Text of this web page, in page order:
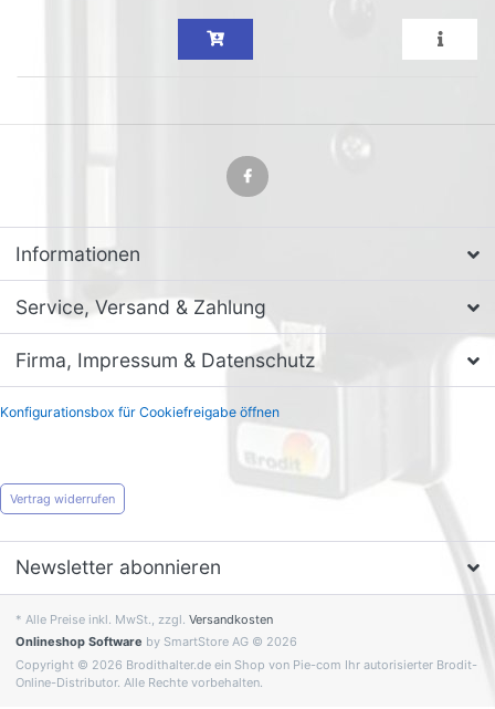
Informationen
Service, Versand & Zahlung
Firma, Impressum & Datenschutz
Konfigurationsbox für Cookiefreigabe öffnen
Vertrag widerrufen
Newsletter abonnieren
* Alle Preise inkl. MwSt., zzgl. Versandkosten
Onlineshop Software by SmartStore AG © 2026
Copyright © 2026 Brodithalter.de ein Shop von Pie-com Ihr autorisierter Brodit-
Online-Distributor. Alle Rechte vorbehalten.